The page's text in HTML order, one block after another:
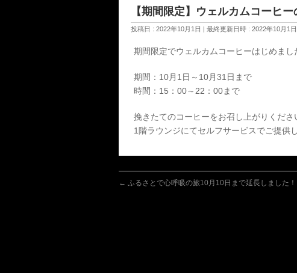
【期間限定】ウェルカムコーヒ
投稿日 : 2022年10月1日 最終更新日時 : 2022年10月1日
期間限定でウェルカムコーヒーはじめまし
期間：10月1日～10月31日まで
時間：15：00～22：00まで
挽きたてのコーヒーをお召し上がりくださ
1階ラウンジにてセルフサービスでご提供
← ふるさとで心呼吸の旅10月10日まで延長しました！